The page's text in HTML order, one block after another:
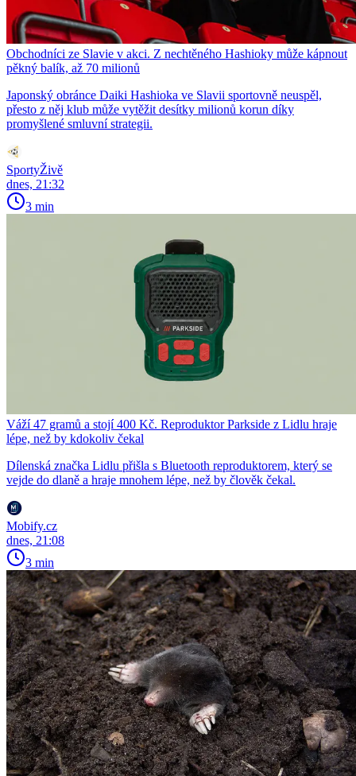
Obchodníci ze Slavie v akci. Z nechtěného Hashioky může kápnout
pěkný balík, až 70 milionů
Japonský obránce Daiki Hashioka ve Slavii sportovně neuspěl,
přesto z něj klub může vytěžit desítky milionů korun díky
promyšlené smluvní strategii.
SportyŽivě
dnes, 21:32
3 min
Váží 47 gramů a stojí 400 Kč. Reproduktor Parkside z Lidlu hraje
lépe, než by kdokoliv čekal
Dílenská značka Lidlu přišla s Bluetooth reproduktorem, který se
vejde do dlaně a hraje mnohem lépe, než by člověk čekal.
Mobify.cz
dnes, 21:08
3 min